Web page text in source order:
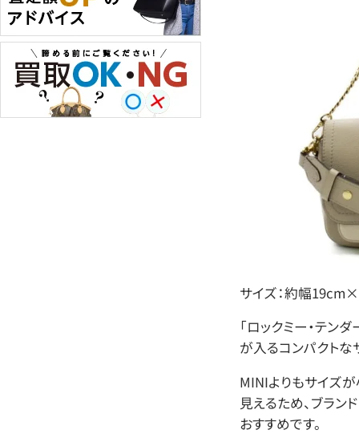
サイズ：約幅
「ロックミー・テン
が入るコンパクトな
MINIよりもサイズが
見えるため、ブラ
おすすめです。